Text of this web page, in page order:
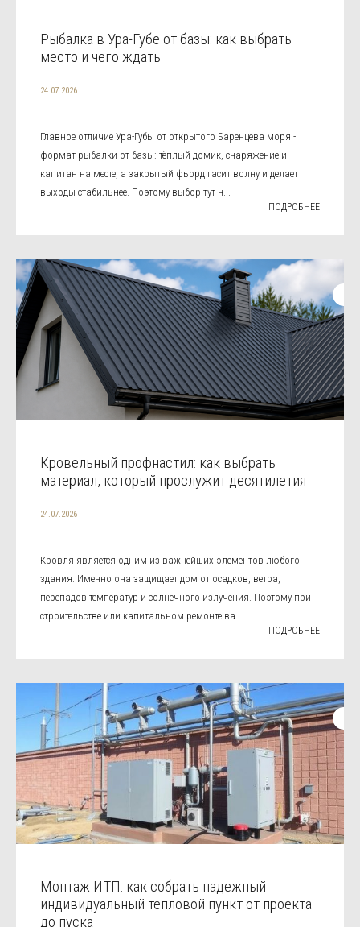
Рыбалка в Ура-Губе от базы: как выбрать
место и чего ждать
24.07.2026
Главное отличие Ура-Губы от открытого Баренцева моря -
формат рыбалки от базы: тёплый домик, снаряжение и
капитан на месте, а закрытый фьорд гасит волну и делает
выходы стабильнее. Поэтому выбор тут н...
ПОДРОБНЕЕ
Кровельный профнастил: как выбрать
материал, который прослужит десятилетия
24.07.2026
Кровля является одним из важнейших элементов любого
здания. Именно она защищает дом от осадков, ветра,
перепадов температур и солнечного излучения. Поэтому при
строительстве или капитальном ремонте ва...
ПОДРОБНЕЕ
Монтаж ИТП: как собрать надежный
индивидуальный тепловой пункт от проекта
до пуска